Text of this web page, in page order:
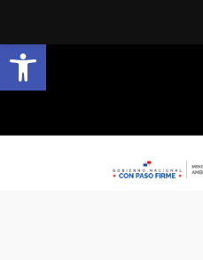
Abrir barra